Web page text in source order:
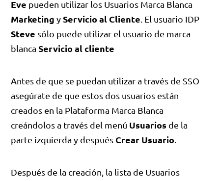
Eve pueden utilizar los Usuarios Marca Blanca
Marketing yServicio al Cliente. El usuario IDP
Steve sólo puede utilizar el usuario de marca
blancaServicio al cliente
Antes de que se puedan utilizar a través de SSO
asegúrate de que estos dos usuarios están
creados en la Plataforma Marca Blanca
creándolos a través del menú Usuarios de la
parte izquierda y después Crear Usuario.
Después de la creación, la lista de Usuarios